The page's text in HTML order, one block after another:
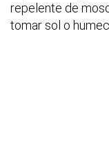
repelente de
tomar sol o